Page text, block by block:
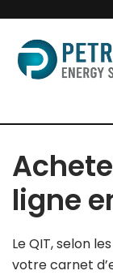
Skip
to
content
ligne
Le QIT, selon
votre carnet